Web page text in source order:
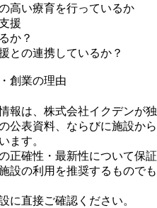
高い療育を行っているか
援
か？
との連携しているか？
創業の理由
報は、株式会社イクデンが独
公表資料、ならびに施設から
ます。
正確性・最新性について保証
設の利用を推奨するものでも
に直接ご確認ください。